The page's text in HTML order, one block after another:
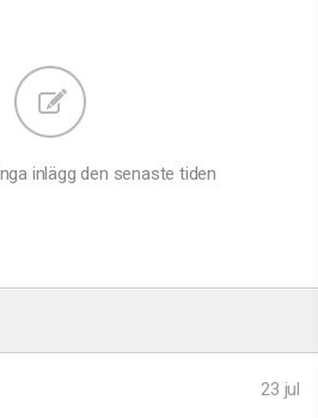
inlägg den senaste tiden
23 jul